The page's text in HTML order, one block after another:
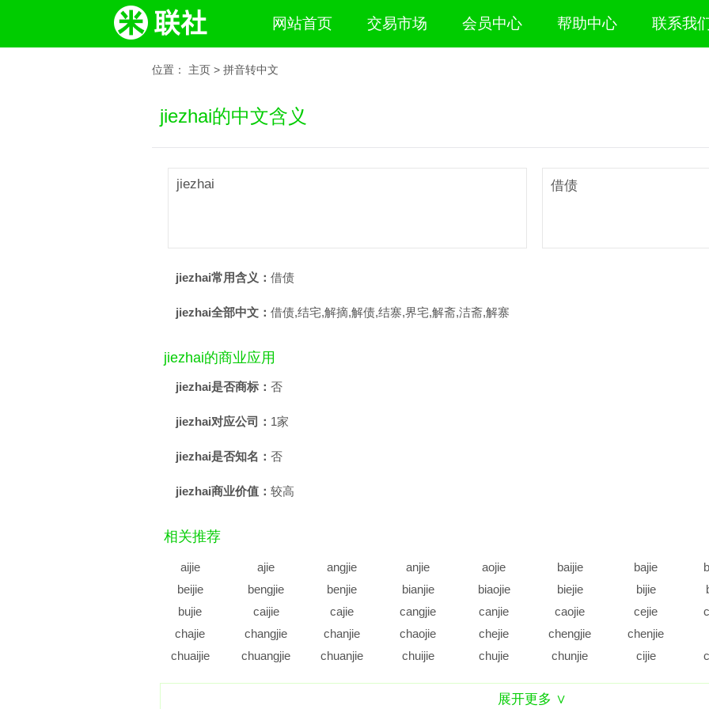
网站首页 交易市场 会员中心 帮助中心 联系我
位置： 主页 > 拼音转中文
jiezhai的中文含义
jiezhai 借债
jiezhai常用含义： 借债
jiezhai全部中文： 借债,结宅,解摘,解债,结寨,界宅,解斋,洁斋,解寨
jiezhai的商业应用
jiezhai是否商标： 否
jiezhai对应公司： 1家
jiezhai是否知名： 否
jiezhai商业价值： 较高
相关推荐
aijie ajie angjie anjie aojie baijie bajie
beijie
bengjie benjie bianjie biaojie biejie bijie
bujie
caijie cajie cangjie canjie caojie cejie
chajie
changjie chanjie chaojie chejie chengjie chenjie
chuaijie
chuangjie chuanjie chuijie chujie chunjie cijie
dijie dingjie
展开更多 ∨